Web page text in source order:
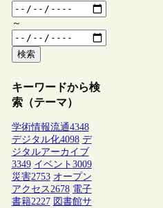
～
検索
キーワードから検
索（テーマ）
学術情報流通4348
デジタル化4098 デ
ジタルアーカイブ
3349 イベント 3009
災害2753 オープン
アクセス2678 電子
書籍2227 図書館サ